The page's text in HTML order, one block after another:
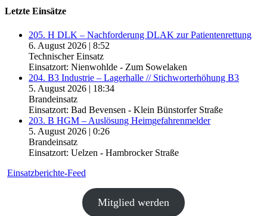
Letzte Einsätze
205. H DLK – Nachforderung DLAK zur Patientenrettung
6. August 2026 | 8:52
Technischer Einsatz
Einsatzort: Nienwohlde - Zum Sowelaken
204. B3 Industrie – Lagerhalle // Stichworterhöhung B3
5. August 2026 | 18:34
Brandeinsatz
Einsatzort: Bad Bevensen - Klein Bünstorfer Straße
203. B HGM – Auslösung Heimgefahrenmelder
5. August 2026 | 0:26
Brandeinsatz
Einsatzort: Uelzen - Hambrocker Straße
Einsatzberichte-Feed
Mitglied werden